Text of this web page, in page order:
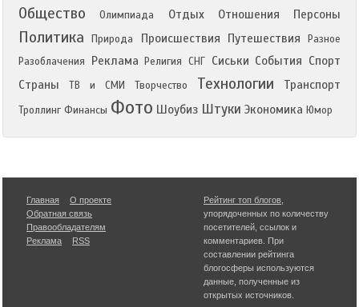
Общество Олимпиада Отдых Отношения Персоны
Политика Природа Происшествия Путешествия
Разное
Разоблачения
Реклама Религия СНГ Сиськи События Спорт
Страны
ТВ и СМИ Творчество Технологии Транспорт
Троллинг Финансы Фото Шоубиз Штуки Экономика Юмор
Главная
О проекте
Обратная связь
Правообладателям
Реклама
RSS
Рейтинг топ блогов
упорядоченных по количеству
посетителей, ссылок и
комментариев. При
составлении рейтинга
блогосферы используются
данные, полученные из
открытых источников.